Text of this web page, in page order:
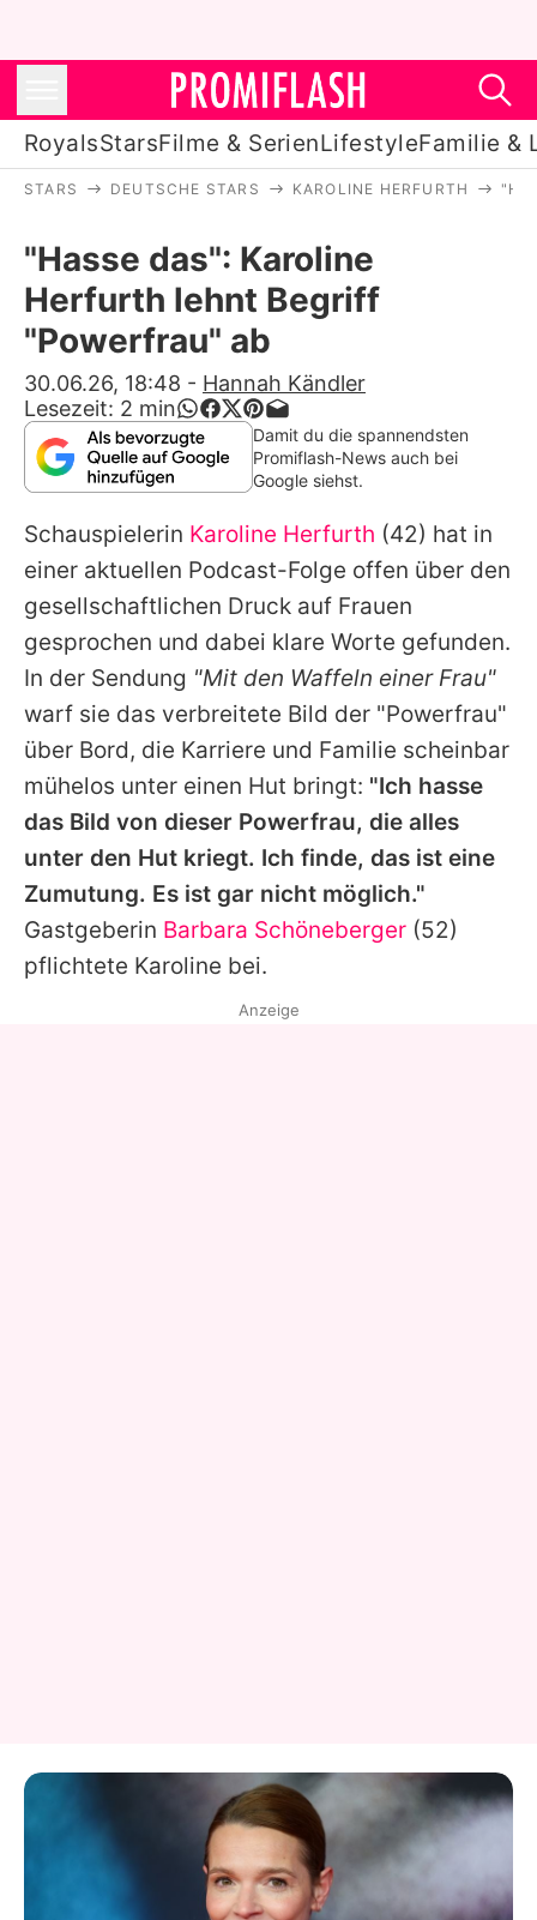
RoyalsStarsFilme & SerienLifestyleFamilie &
Stars
Filme & Serien
Lifestyle
Familie & Liebe
Promiflash Exklusiv
Alle Themen auf Promiflash
Jobs
App runterladen
Team
Redaktionelle Richtlinien
Impressum
Datenschutzerklärung
Nutzungsbedingungen
Utiq verwalten
STARS DEUTSCHE STARS KAROLINE HERFURTH
"Hasse das": Karoline
Herfurth lehnt Begriff
"Powerfrau" ab
30.06.26, 18:48 - Hannah Kändler
Lesezeit: 2 min
Damit du die spannendsten
Promiflash-News auch bei
Google siehst.
Schauspielerin Karoline Herfurth (42) hat in
einer aktuellen Podcast-Folge offen über den
gesellschaftlichen Druck auf Frauen
gesprochen und dabei klare Worte gefunden.
In der Sendung "Mit den Waffeln einer Frau"
warf sie das verbreitete Bild der "Powerfrau"
über Bord, die Karriere und Familie scheinbar
mühelos unter einen Hut bringt: "Ich hasse
das Bild von dieser Powerfrau, die alles
unter den Hut kriegt. Ich finde, das ist eine
Zumutung. Es ist gar nicht möglich."
Gastgeberin Barbara Schöneberger (52)
pflichtete Karoline bei.
Anzeige